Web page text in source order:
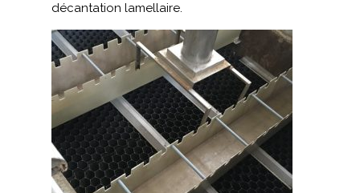
décantation lamellaire.